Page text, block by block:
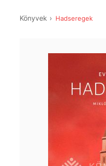
Könyvek Hadseregek